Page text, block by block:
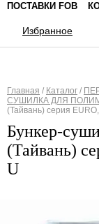
ПОСТАВКИ FOB
Избранное
Вы здесь
Главная / Каталог /
СУШИЛКА ДЛЯ
(Тайвань) cерия
Бункер-
(Тайвань)
U